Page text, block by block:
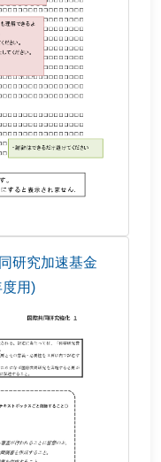
研究加速基金
度用)